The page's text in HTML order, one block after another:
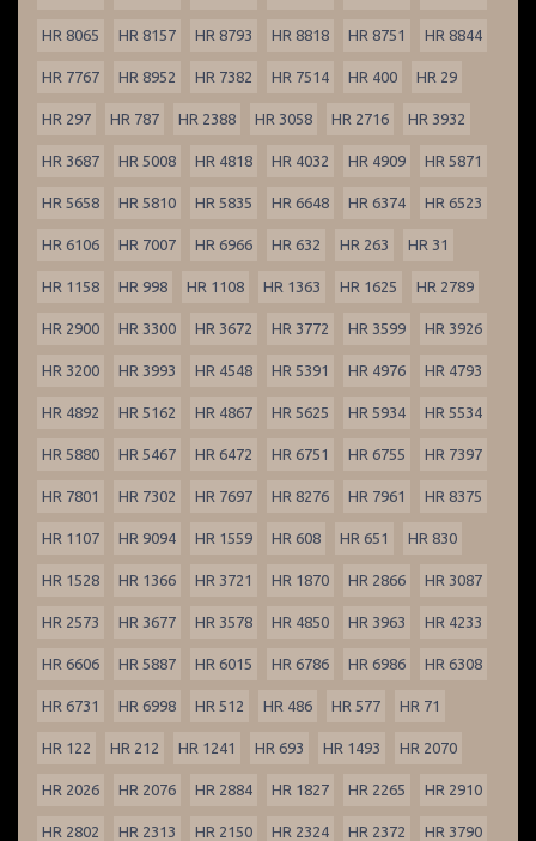
HR 8065 HR 8157 HR 8793 HR 8818 HR 8751 HR 8844
HR 7767 HR 8952 HR 7382 HR 7514 HR 400 HR 29
HR 297 HR 787 HR 2388 HR 3058 HR 2716 HR 3932
HR 3687 HR 5008 HR 4818 HR 4032 HR 4909 HR 5871
HR 5658 HR 5810 HR 5835 HR 6648 HR 6374 HR 6523
HR 6106 HR 7007 HR 6966 HR 632 HR 263 HR 31
HR 1158 HR 998 HR 1108 HR 1363 HR 1625 HR 2789
HR 2900 HR 3300 HR 3672 HR 3772 HR 3599 HR 3926
HR 3200 HR 3993 HR 4548 HR 5391 HR 4976 HR 4793
HR 4892 HR 5162 HR 4867 HR 5625 HR 5934 HR 5534
HR 5880 HR 5467 HR 6472 HR 6751 HR 6755 HR 7397
HR 7801 HR 7302 HR 7697 HR 8276 HR 7961 HR 8375
HR 1107 HR 9094 HR 1559 HR 608 HR 651 HR 830
HR 1528 HR 1366 HR 3721 HR 1870 HR 2866 HR 3087
HR 2573 HR 3677 HR 3578 HR 4850 HR 3963 HR 4233
HR 6606 HR 5887 HR 6015 HR 6786 HR 6986 HR 6308
HR 6731 HR 6998 HR 512 HR 486 HR 577 HR 71
HR 122 HR 212 HR 1241 HR 693 HR 1493 HR 2070
HR 2026 HR 2076 HR 2884 HR 1827 HR 2265 HR 2910
HR 2802 HR 2313 HR 2150 HR 2324 HR 2372 HR 3790